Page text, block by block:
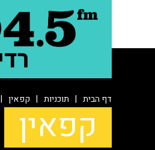
דף הבית | תוכניות | קפאין
קפאין